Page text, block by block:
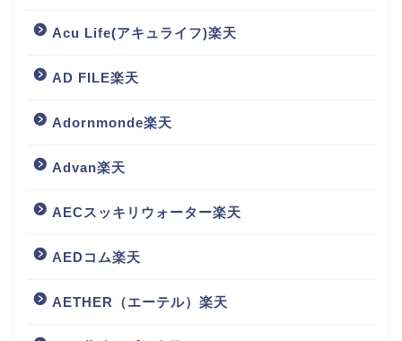
Acu Life(アキュライフ)楽天
AD FILE楽天
Adornmonde楽天
Advan楽天
AECスッキリウォーター楽天
AEDコム楽天
AETHER（エーテル）楽天